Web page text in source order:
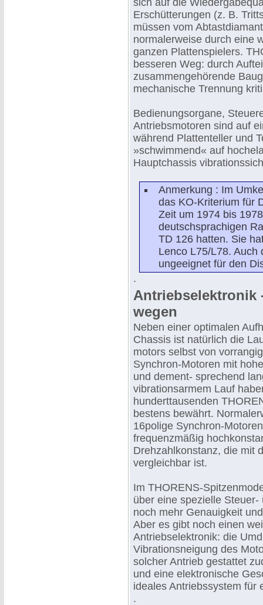
sich auf die
Erschütterungen (z. B.
müssen vom
normalerweise durch eine
ganzen Plattenspielers.
besseren Weg: durch
zusammengehörende
mechanische Trennung
Bedienungsorgane,
Antriebsmotoren sind auf
während Plattenteller und
»schwimmend« auf
Hauptchassis
Anmerkung : Im
das KO-Kriterium für
Zeit um 1974 bis
deutschsprachigen
TD 126 hatten. Sie
Lenco L75/L78. Auch
ungeeignet für den
.
Antriebselektronik
wegen
Neben einer optimalen
Chassis ist natürlich die
motors selbst von
Synchron-Motoren mit
und dement- sprechend
vibrationsarmem Lauf
hunderttausenden
bestens bewährt.
16polige Synchron-
frequenzmäßig
Drehzahlkonstanz, die mit
vergleichbar ist.
Im THORENS-
über eine spezielle
noch mehr Genauigkeit
Aber es gibt noch einen
Antriebselektronik: die
Vibrationsneigung des
solcher Antrieb gestattet
und eine elektronische
ideales Antriebssystem für
.